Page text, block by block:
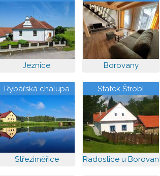
Jeznice Borovany
Rybářská chalupa
Střeziměřice
Statek Štrobl
Radostice u Borovan